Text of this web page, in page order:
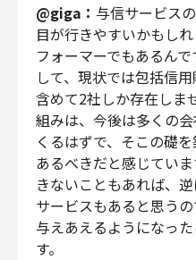
@giga： 与信サービス
目が行きやすいかもし
フォーマーでもあるん
して、現状では包括信
含めて2社しか存在しま
組みは、今後は多くの
くるはずで、そこの礎
あるべきだと感じてい
きないこともあれば、
サービスもあると思う
与えあえるようになっ
す。